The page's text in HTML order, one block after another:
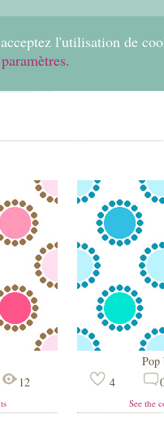
l'utilisation de
12
Pop
4
See the